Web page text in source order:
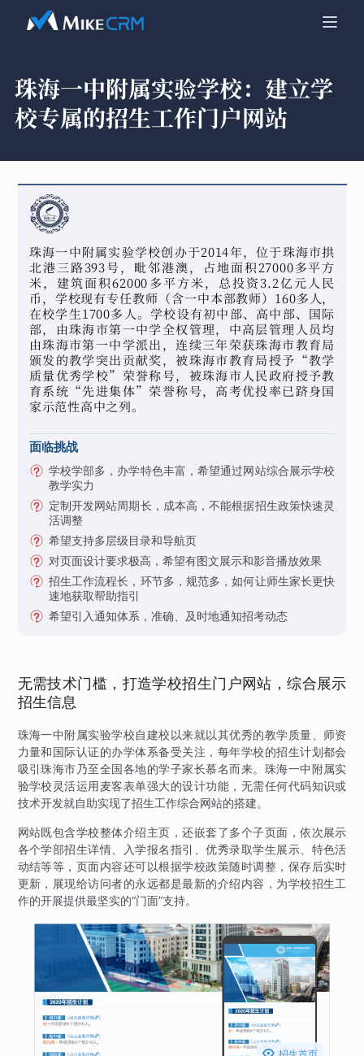
珠海一中附属实验学校： 建立学
校专属的招生工作门户网站
珠海一中附属实验学校创办于2014年，位于珠海市拱
北港三路393号，毗邻港澳，占地面积27000多平方
米，建筑面积62000多平方米，总投资3.2亿元人民
币，学校现有专任教师（含一中本部教师）160多人，
在校学生1700多人。学校设有初中部、高中部、国际
部，由珠海市第一中学全权管理，中高层管理人员均
由珠海市第一中学派出，连续三年荣获珠海市教育局
颁发的教学突出贡献奖，被珠海市教育局授予“教学
质量优秀学校”荣誉称号，被珠海市人民政府授予教
育系统“先进集体”荣誉称号，高考优投率已跻身国
家示范性高中之列。
面临挑战
学校学部多，办学特色丰富，希望通过网站综合展示学校
教学实力
定制开发网站周期长，成本高，不能根据招生政策快速灵
活调整
希望支持多层级目录和导航页
对页面设计要求极高，希望有图文展示和影音播放效果
招生工作流程长，环节多，规范多，如何让师生家长更快
速地获取帮助指引
希望引入通知体系，准确、及时地通知招考动态
无需技术门槛，打造学校招生门户网站，综合展示
招生信息
珠海一中附属实验学校自建校以来就以其优秀的教学质量、师资
力量和国际认证的办学体系备受关注，每年学校的招生计划都会
吸引珠海市乃至全国各地的学子家长慕名而来。珠海一中附属实
验学校灵活运用麦客表单强大的设计功能，无需任何代码知识或
技术开发就自助实现了招生工作综合网站的搭建。
网站既包含学校整体介绍主页，还嵌套了多个子页面，依次展示
各个学部招生详情、入学报名指引、优秀录取学生展示、特色活
动结等等，页面内容还可以根据学校政策随时调整，保存后实时
更新，展现给访问者的永远都是最新的介绍内容，为学校招生工
作的开展提供最坚实的“门面”支持。